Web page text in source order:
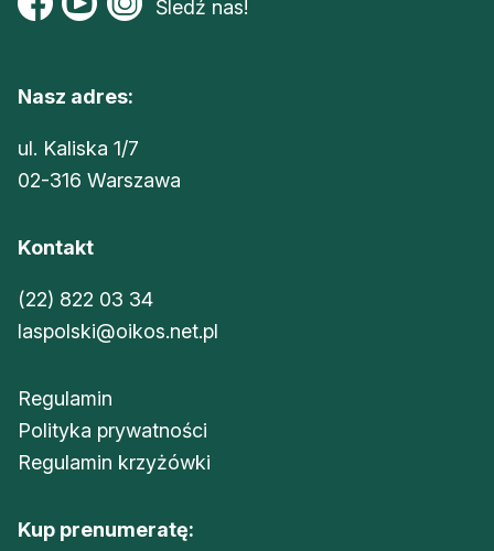
Śledź nas!
Nasz adres:
ul. Kaliska 1/7
02-316 Warszawa
Kontakt
(22) 822 03 34
laspolski@oikos.net.pl
Regulamin
Polityka prywatności
Regulamin krzyżówki
Kup prenumeratę: